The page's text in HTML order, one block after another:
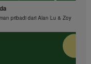
pribadi dari Alan Lu & Zoy